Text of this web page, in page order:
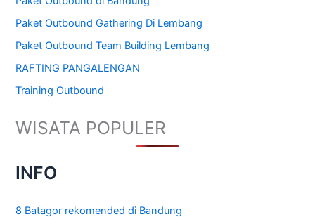
Paket Outbound Gathering Di Lembang
Paket Outbound Team Building Lembang
RAFTING PANGALENGAN
Training Outbound
WISATA POPULER
INFO
8 Batagor rekomended di Bandung